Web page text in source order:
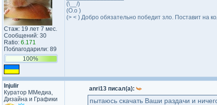
Стаж: 19 лет 7 мес.
Сообщений: 30
Ratio: 6.171
Поблагодарили: 89
100%
(\__/)
(O.o )
(> < ) Добро обязательно победит зло. Поставит на
Injulir
Куратор ММедиа,
Дизайна и Графики
anri13 писал(а):
пытаюсь скачать Ваши раздачи и